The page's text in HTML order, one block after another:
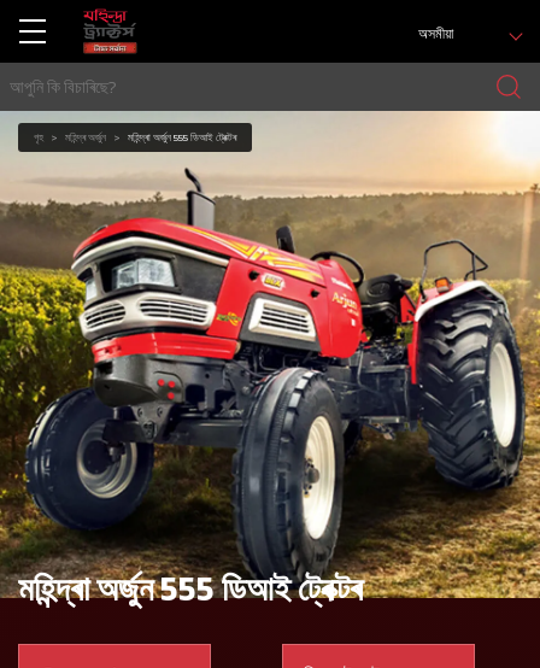
অসমীয়া
গৃহ মহিন্দ্ৰ অৰ্জুন মহিন্দ্ৰা অৰ্জুন 555 ডিআই ট্ৰেক্টৰ
মহিন্দ্ৰা অৰ্জুন 555 ডিআই ট্ৰেক্টৰ